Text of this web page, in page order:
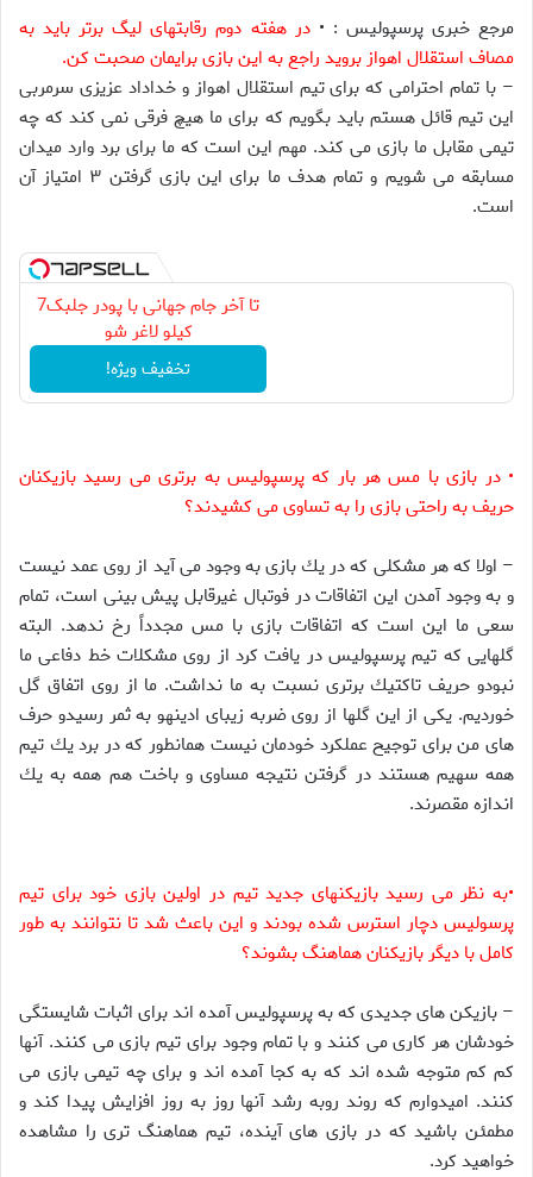
مرجع خبری پرسپولیس : •در هفته دوم رقابتهاى ليگ برتر بايد به
مصاف استقلال اهواز برويد راجع به اين بازى برايمان صحبت كن.
– با تمام احترامى كه براى تيم استقلال اهواز و خداداد عزيزى سرمربى
اين تيم قائل هستم بايد بگويم كه براى ما هيچ فرقى نمى كند كه چه
تيمى مقابل ما بازى مى كند. مهم اين است كه ما براى برد وارد ميدان
مسابقه مى شويم و تمام هدف ما براى اين بازى گرفتن ۳ امتياز آن
است.
تا آخر جام جهانی با پودر جلبک7
کیلو لاغر شو
تخفیف ویژه!
•در بازى با مس هر بار كه پرسپوليس به برترى مى رسيد بازيكنان
حريف به راحتى بازى را به تساوى مى كشيدند؟
– اولا كه هر مشكلى كه در يك بازى به وجود مى آيد از روى عمد نيست
و به وجود آمدن اين اتفاقات در فوتبال غيرقابل پيش بينى است، تمام
سعى ما اين است كه اتفاقات بازى با مس مجدداً رخ ندهد. البته
گلهايى كه تيم پرسپوليس در يافت كرد از روى مشكلات خط دفاعى ما
نبودو حريف تاكتيك برترى نسبت به ما نداشت. ما از روى اتفاق گل
خورديم. يكى از اين گلها از روى ضربه زيباى ادينهو به ثمر رسيدو حرف
هاى من براى توجيح عملكرد خودمان نيست همانطور كه در برد يك تيم
همه سهيم هستند در گرفتن نتيجه مساوى و باخت هم همه به يك
اندازه مقصرند.
•به نظر مى رسيد بازيكنهاى جديد تيم در اولين بازى خود براى تيم
پرسوليس دچار استرس شده بودند و اين باعث شد تا نتوانند به طور
كامل با ديگر بازيكنان هماهنگ بشوند؟
– بازيكن هاى جديدى كه به پرسپوليس آمده اند براى اثبات شايستگى
خودشان هر كارى مى كنند و با تمام وجود براى تيم بازى مى كنند. آنها
كم كم متوجه شده اند كه به كجا آمده اند و براى چه تيمى بازى مى
كنند. اميدوارم كه روند روبه رشد آنها روز به روز افزايش پيدا كند و
مطمئن باشيد كه در بازى هاى آينده، تيم هماهنگ ترى را مشاهده
خواهيد كرد.